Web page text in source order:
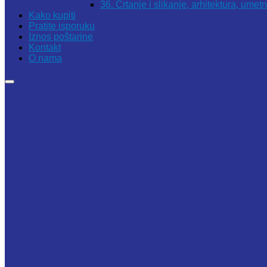
36. Crtanje i slikanje, arhitektura,
Kako kupiti
Pratite isporuku
Iznos poštarine
Kontakt
O nama